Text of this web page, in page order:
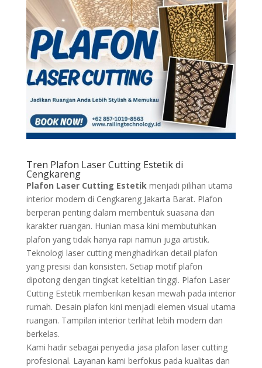
Tren Plafon Laser Cutting Estetik di
Cengkareng
Plafon Laser Cutting Estetikmenjadi pilihan utama
interior modern di Cengkareng Jakarta Barat. Plafon
berperan penting dalam membentuk suasana dan
karakter ruangan. Hunian masa kini membutuhkan
plafon yang tidak hanya rapi namun juga artistik.
Teknologi laser cutting menghadirkan detail plafon
yang presisi dan konsisten. Setiap motif plafon
dipotong dengan tingkat ketelitian tinggi. Plafon Laser
Cutting Estetik memberikan kesan mewah pada interior
rumah. Desain plafon kini menjadi elemen visual utama
ruangan. Tampilan interior terlihat lebih modern dan
berkelas.
Kami hadir sebagai penyedia jasa plafon laser cutting
profesional. Layanan kami berfokus pada kualitas dan